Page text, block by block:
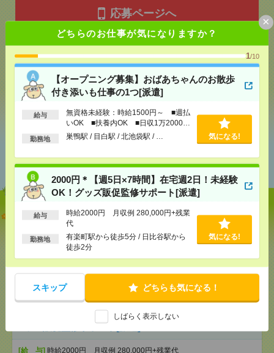
どちらのお仕事が気になりますか？
1/10
【オープニング募集】おばあちゃんのお散歩
付き添いも仕事の1つ[派遣]
給与
無資格未経験：時給1500円～ ■週払
いOK ■扶養内OK ■日収1万2000円
以上
勤務地 巣鴨駅 / 目白駅 / 北池袋駅 / … 気になる!
2000円＊【週5日×7時間】在宅週2日！未経験
OK！グッズ販促監修サポート[派遣]
給与
時給2000円 月収例 280,000円+残業
代
勤務地
有楽町駅から徒歩5分 / 日比谷駅から
徒歩2分
気になる!
スキップ どちらも気になる！
しばらく表示しない
×
応募ページへ
気になる！
シェア
おすすめ
【オープニング募集】おばあちゃんのお散歩付き添
いも仕事の1つ[派遣]
無資格未経験：時給1500円～ ■週払い
OK ■扶養内OK ■日収1万2000円以上
交通費全額支給
[勤務地]巣鴨駅 北池袋駅/…
気になる！
2000円＊【週5日×7時間】在宅週2日！未経験OK！グ
[給 与] 時給2000円 月収例 280,000円+残業代